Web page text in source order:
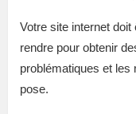
Votre site internet
rendre pour obtenir
problématiques et les
pose.